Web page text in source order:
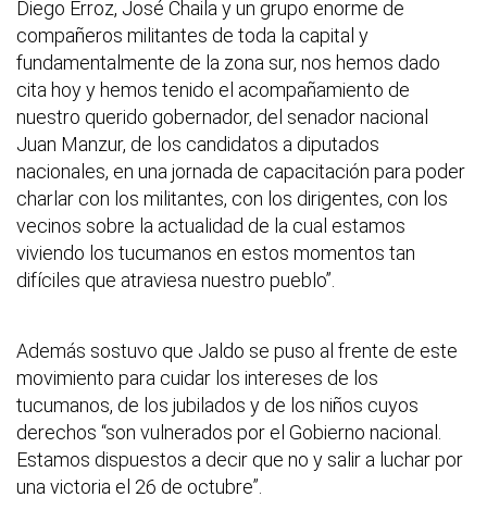
Diego Erroz, José Chaila y un grupo enorme de
compañeros militantes de toda la capital y
fundamentalmente de la zona sur, nos hemos dado
cita hoy y hemos tenido el acompañamiento de
nuestro querido gobernador, del senador nacional
Juan Manzur, de los candidatos a diputados
nacionales, en una jornada de capacitación para poder
charlar con los militantes, con los dirigentes, con los
vecinos sobre la actualidad de la cual estamos
viviendo los tucumanos en estos momentos tan
difíciles que atraviesa nuestro pueblo”.
Además sostuvo que Jaldo se puso al frente de este
movimiento para cuidar los intereses de los
tucumanos, de los jubilados y de los niños cuyos
derechos “son vulnerados por el Gobierno nacional.
Estamos dispuestos a decir que no y salir a luchar por
una victoria el 26 de octubre”.